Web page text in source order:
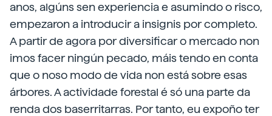
anos, algúns sen experiencia e asumindo o risco,
empezaron a introducir a insignis por completo.
A partir de agora por diversificar o mercado non
imos facer ningún pecado, máis tendo en conta
que o noso modo de vida non está sobre esas
árbores. A actividade forestal é só una parte da
renda dos baserritarras. Por tanto, eu expoño ter